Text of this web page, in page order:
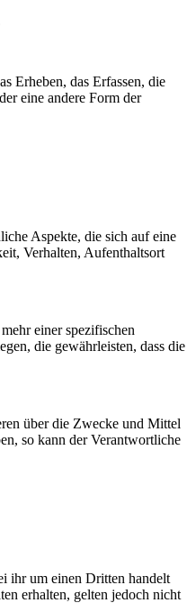
Erheben, das Erfassen, die
eine andere Form der
Aspekte, die sich auf eine
Verhalten, Aufenthaltsort
einer spezifischen
die gewährleisten, dass die
über die Zwecke und Mittel
so kann der Verantwortliche
ihr um einen Dritten handelt
erhalten, gelten jedoch nicht